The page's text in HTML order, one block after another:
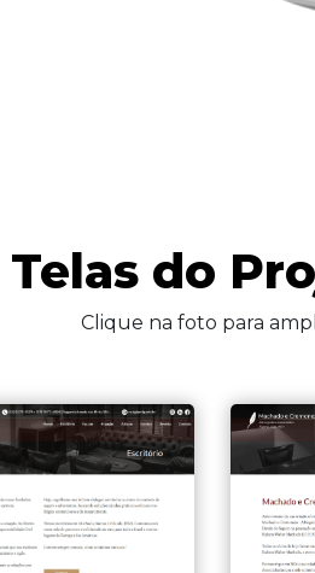
Telas do
Clique na foto para